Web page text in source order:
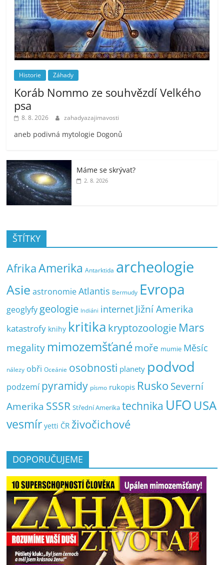
Historie Záhady
Koráb Nommo ze souhvězdí Velkého
psa
8. 8. 2026 zahadyazajimavosti
aneb podivná mytologie Dogonů
Máme se skrývat?
2. 8. 2026
ŠTÍTKY
AfrikaAmerika Antarktida archeologie
Asie astronomie Atlantis Bermudy Evropa
geoglyfy geologie Indiáni internet Jižní Amerika
katastrofy knihy kritika kryptozoologie Mars
megality mimozemšťanémoře mumie Měsíc
nálezy obři Oceánie osobnosti planety podvod
podzemí pyramidy písmo rukopis Rusko Severní
Amerika SSSR Střední Amerika technika UFO USA
vesmír yetti ČR živočichové
DOPORUČUJEME